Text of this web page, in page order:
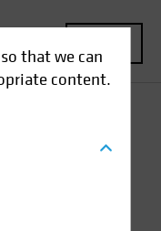
that we can
content.